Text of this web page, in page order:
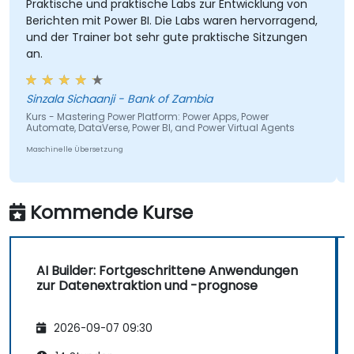
erklären, wie sie Bots (innerhalb von Microsoft
Teams) aktivieren können; diese zeigen dann
den Nutzern den Standort der Dokumente auf
verschiedenen SharePoint-Seiten an – etwa
Darlehensunterlagen, Budgets oder Verträge.
Insbesondere in Personalabteilungen und IT-
Abteilungen sehe ich ein enormes Potenzial
für solche Bots bei der Beantwortung häufig
gestellter Fragen. Danach demonstriere ich,
bestimmten Absendern zu speichern – im
Kursbeispiel bezieht sich dies auf
ich weitere einfache Flows, die Daten aus
Microsoft Forms in SharePoint ablegen sowie
Genehmigungsmoduls in Microsoft Teams
entstehen lassen. Sobald App, Bot und Flow
Praktische und praktische Labs zur Entwicklung von
Berichten mit Power BI. Die Labs waren hervorragend,
und der Trainer bot sehr gute praktische Sitzungen
an.
Sinzala Sichaanji - Bank of Zambia
Kurs - Mastering Power Platform: Power Apps, Power
Automate, DataVerse, Power BI, and Power Virtual Agents
Maschinelle Übersetzung
Kommende Kurse
AI Builder: Fortgeschrittene Anwendungen
zur Datenextraktion und -prognose
2026-09-07 09:30